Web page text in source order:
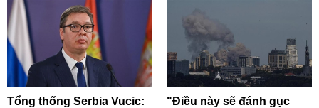
Tổng thống Serbia Vucic:
"Điều này sẽ đánh gục